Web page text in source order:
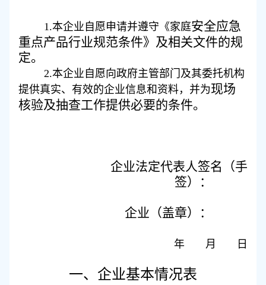
1.本企业自愿申请并遵守《家庭安全应急
重点产品行业规范条件》及相关文件的规
定。
2.本企业自愿向政府主管部门及其委托机构
提供真实、有效的企业信息和资料，并为现场
核验及抽查工作提供必要的条件。
企业法定代表人签名（手
签）：
企业（盖章）：
年 月 日
一、企业基本情况表